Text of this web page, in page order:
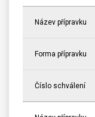
Název přípravku
Forma přípravku
Číslo schválení